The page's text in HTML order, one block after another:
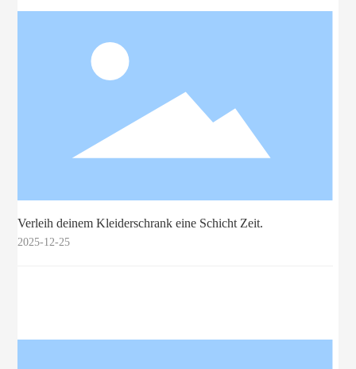
Verleih deinem Kleiderschrank eine Schicht Zeit.
2025-12-25